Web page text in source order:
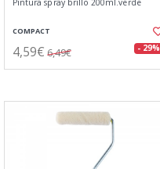
Pintura spray brillo 200ml.verde
COMPACT
4,59€ 6,49€ - 29%